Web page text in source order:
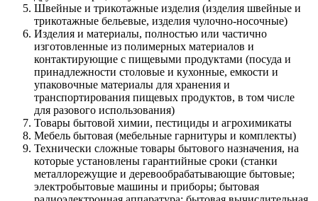
Швейные и трикотажные изделия (изделия швейные и
трикотажные бельевые, изделия чулочно-носочные)
Изделия и материалы, полностью или частично
изготовленные из полимерных материалов и
контактирующие с пищевыми продуктами (посуда и
принадлежности столовые и кухонные, емкости и
упаковочные материалы для хранения и
транспортирования пищевых продуктов, в том числе
для разового использования)
Товары бытовой химии, пестициды и агрохимикаты
Мебель бытовая (мебельные гарнитуры и комплекты)
Технически сложные товары бытового назначения, на
которые установлены гарантийные сроки (станки
металлорежущие и деревообрабатывающие бытовые;
электробытовые машины и приборы; бытовая